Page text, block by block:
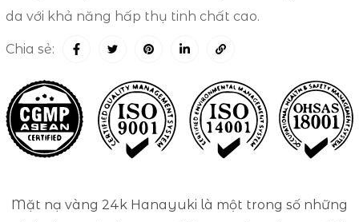
da với khả năng hấp thụ tinh chất cao.
Chia sẻ:
Mặt nạ vàng 24k Hanayuki là một trong số những